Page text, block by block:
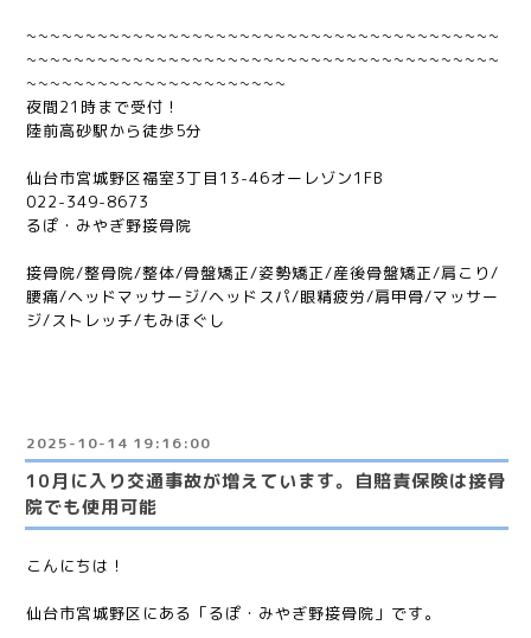
~~~~~~~~~~~~~~~~~~~~~~~~~~~~~~~~~~~~~~~~
~~~~~~~~~~~~~~~~~~~~~~~~~~~~~~~~~~~~~~~~
~~~~~~~~~~~~~~~~~~~~~~
夜間21 時まで受付！
陸前高砂駅から徒歩5分
仙台市宮城野区福室3丁目 13-46オーレゾン1FB
022-349-8673
るぽ・みやぎ野接骨院
接骨院/整骨院/整体/骨盤矯正/姿勢矯正/産後骨盤矯正/肩こり/
腰痛/ヘッドマッサージ/ヘッドスパ/眼精疲労/肩甲骨/マッサー
ジ/ストレッチ/もみほぐし
2025-10-14 19:16:00
10月に入り交通事故が増えています。自賠責保険は接骨
院でも使用可能
こんにちは！
仙台市宮城野区にある「るぽ・みやぎ野接骨院」です。